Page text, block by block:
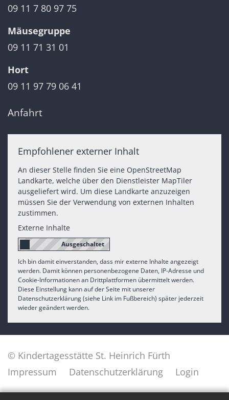
09 11 7 80 97 75
Mäusegruppe
09 11 71 31 01
Hort
09 11 97 79 06 41
Anfahrt
Empfohlener externer Inhalt
An dieser Stelle finden Sie eine OpenStreetMap
Landkarte, welche über den Dienstleister MapTiler
ausgeliefert wird. Um diese Landkarte anzuzeigen
müssen Sie der Verwendung von externen Inhalten
zustimmen.
Externe Inhalte
Ich bin damit einverstanden, dass mir externe Inhalte angezeigt
werden. Damit können personenbezogene Daten, IP-Adresse und
Cookie-Informationen an Drittplattformen übermittelt werden.
Diese Einstellung kann auf der Seite mit unserer
Datenschutzerklärung (siehe Link im Fußbereich) später jederzeit
wieder geändert werden.
© Kindertagesstätte St. Heinrich Fürth
Impressum
Datenschutzerklärung Login